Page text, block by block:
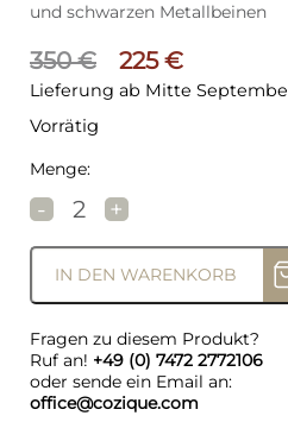
und schwarzen Metallbeinen
350€ 225€
Lieferung ab Mitte
Vorrätig
Menge:
-
DAN-FORM BULL Stuhl
+
IN DEN WARENKORB
Fragen zu diesem Produkt?
Ruf an! +49 (0) 7472 2772106
oder sende ein Email an:
office@cozique.com